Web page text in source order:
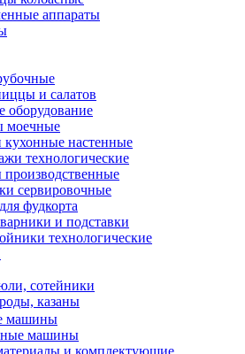
аппараты
и салатов
оборудование
моечные
настенные
технологические
сервировочные
фудкорта
и подставки
технологические
сотейники
казаны
машины
машины
и комплектующие